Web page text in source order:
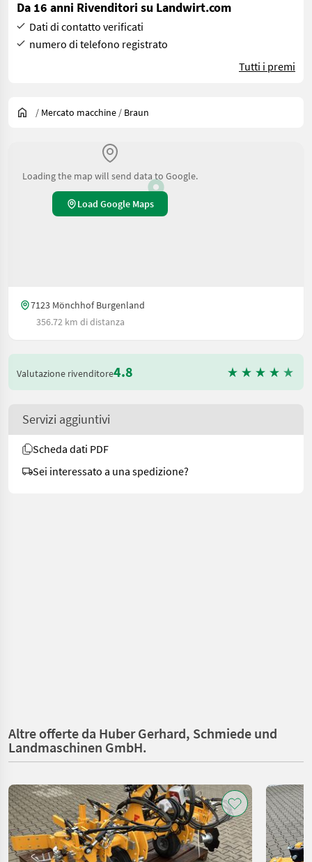
Da 16 anni Rivenditori su Landwirt.com
Dati di contatto verificati
numero di telefono registrato
Tutti i premi
/ Mercato macchine / Braun
Loading the map will send data to Google.
Load Google Maps
7123 Mönchhof Burgenland
356.72 km di distanza
Valutazione rivenditore4.8
Servizi aggiuntivi
Scheda dati PDF
Sei interessato a una spedizione?
Altre offerte da Huber Gerhard, Schmiede und
Landmaschinen GmbH.